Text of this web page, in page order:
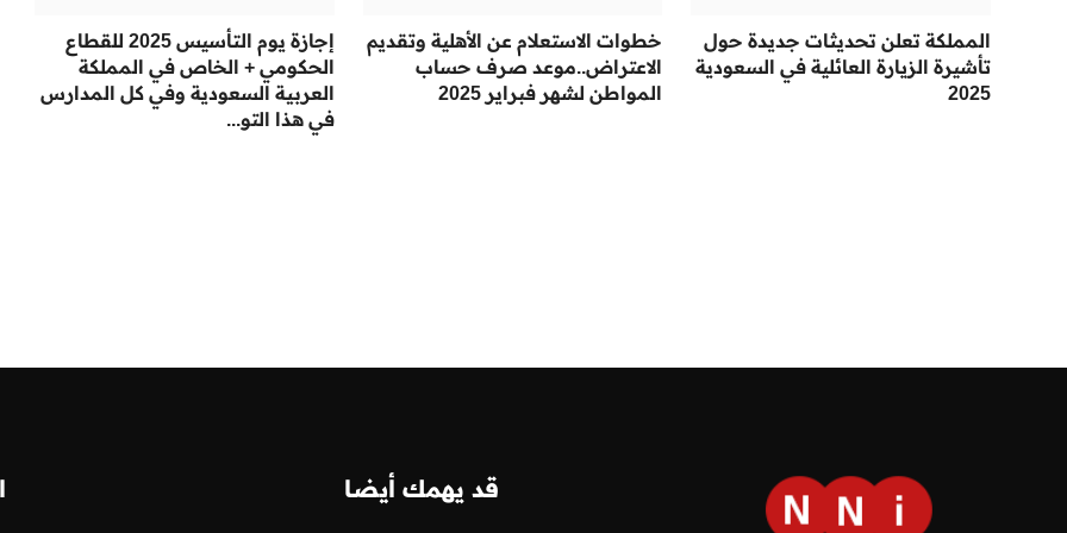
المملكة تعلن تحديثات جديدة حول
تأشيرة الزيارة العائلية في السعودية
2025
خطوات الاستعلام عن الأهلية وتقديم
الاعتراض..موعد صرف حساب
المواطن لشهر فبراير 2025
إجازة يوم التأسيس 2025 للقطاع
الحكومي + الخاص في المملكة
العربية السعودية وفي كل المدارس
في هذا التو...
قد يهمك أيضا